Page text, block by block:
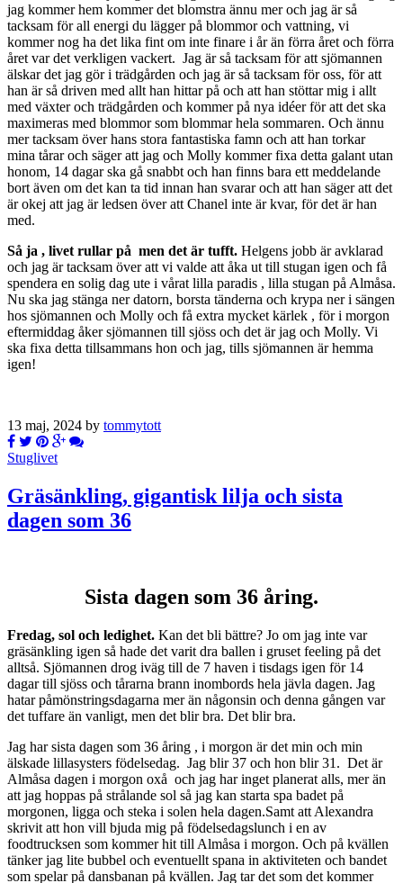
jag kommer hem kommer det blomstra ännu mer och jag är så
tacksam för all energi du lägger på blommor och vattning, vi
kommer nog ha det lika fint om inte finare i år än förra året och förra
året var det verkligen vackert. Jag är så tacksam för att sjömannen
älskar det jag gör i trädgården och jag är så tacksam för oss, för att
han är så driven med allt han hittar på och att han stöttar mig i allt
med växter och trädgården och kommer på nya idéer för att det ska
maximeras med blommor som blommar hela sommaren. Och ännu
mer tacksam över hans stora fantastiska famn och att han torkar
mina tårar och säger att jag och Molly kommer fixa detta galant utan
honom, 14 dagar ska gå snabbt och han finns bara ett meddelande
bort även om det kan ta tid innan han svarar och att han säger att det
är okej att jag är ledsen över att Chanel inte är kvar, för det är han
med.
Så ja , livet rullar på men det är tufft. Helgens jobb är avklarad
och jag är tacksam över att vi valde att åka ut till stugan igen och få
spendera en solig dag ute i vårat lilla paradis , lilla stugan på Almåsa.
Nu ska jag stänga ner datorn, borsta tänderna och krypa ner i sängen
hos sjömannen och Molly och få extra mycket kärlek , för i morgon
eftermiddag åker sjömannen till sjöss och det är jag och Molly. Vi
ska fixa detta tillsammans hon och jag, tills sjömannen är hemma
igen!
13 maj, 2024 by tommytott
Stuglivet
Gräsänkling, gigantisk lilja och sista
dagen som 36
Sista dagen som 36 åring.
Fredag, sol och ledighet. Kan det bli bättre? Jo om jag inte var
gräsänkling igen så hade det varit dra ballen i gruset feeling på det
alltså. Sjömannen drog iväg till de 7 haven i tisdags igen för 14
dagar till sjöss och tårarna brann inombords hela jävla dagen. Jag
hatar påmönstringsdagarna mer än någonsin och denna gången var
det tuffare än vanligt, men det blir bra. Det blir bra.
Jag har sista dagen som 36 åring , i morgon är det min och min
älskade lillasysters födelsedag. Jag blir 37 och hon blir 31. Det är
Almåsa dagen i morgon oxå och jag har inget planerat alls, mer än
att jag hoppas på strålande sol så jag kan starta spa badet på
morgonen, ligga och steka i solen hela dagen.Samt att Alexandra
skrivit att hon vill bjuda mig på födelsedagslunch i en av
foodtrucksen som kommer hit till Almåsa i morgon. Och på kvällen
tänker jag lite bubbel och eventuellt spana in aktiviteten och bandet
som spelar på dansbanan på kvällen. Jag tar det som det kommer